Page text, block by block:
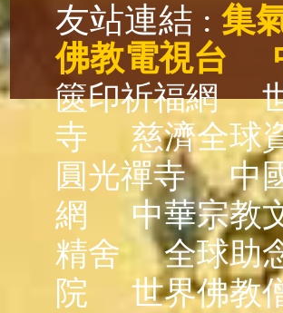
友站連結 : 集
佛教電視台
篋印祈福網
寺
慈濟全球
圓光禪寺
中
網
中華宗教
精舍
全球助
院
世界佛教